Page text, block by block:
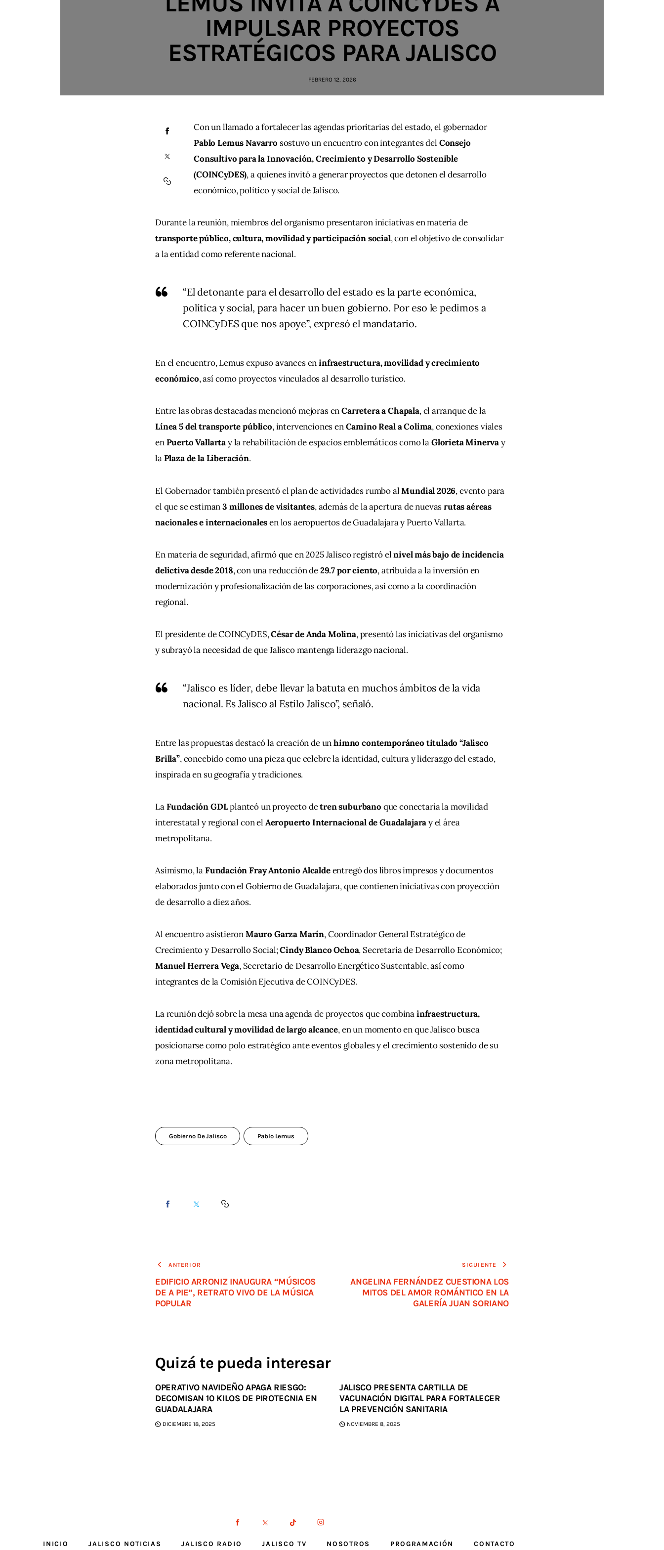
IMPULSAR PROYECTOS
ESTRATÉGICOS PARA JALISCO
FEBRERO 12, 2026
Con un llamado a fortalecer las agendas prioritarias del estado, el gobernador
Pablo Lemus Navarro sostuvo un encuentro con integrantes del Consejo
Consultivo para la Innovación, Crecimiento y Desarrollo Sostenible
(COINCyDES), a quienes invitó a generar proyectos que detonen el desarrollo
económico, político y social de Jalisco.
Durante la reunión, miembros del organismo presentaron iniciativas en materia de
transporte público, cultura, movilidad y participación social, con el objetivo de consolidar
a la entidad como referente nacional.
“El detonante para el desarrollo del estado es la parte económica,
política y social, para hacer un buen gobierno. Por eso le pedimos a
COINCyDES que nos apoye”, expresó el mandatario.
En el encuentro, Lemus expuso avances en infraestructura, movilidad y crecimiento
económico, así como proyectos vinculados al desarrollo turístico.
Entre las obras destacadas mencionó mejoras en Carretera a Chapala, el arranque de la
Línea 5 del transporte público, intervenciones en Camino Real a Colima, conexiones viales
en Puerto Vallarta y la rehabilitación de espacios emblemáticos como la Glorieta Minerva y
la Plaza de la Liberación.
El Gobernador también presentó el plan de actividades rumbo al Mundial 2026, evento para
el que se estiman 3 millones de visitantes, además de la apertura de nuevas rutas aéreas
nacionales e internacionales en los aeropuertos de Guadalajara y Puerto Vallarta.
En materia de seguridad, afirmó que en 2025 Jalisco registró el nivel más bajo de incidencia
delictiva desde 2018, con una reducción de 29.7 por ciento, atribuida a la inversión en
modernización y profesionalización de las corporaciones, así como a la coordinación
regional.
El presidente de COINCyDES, César de Anda Molina, presentó las iniciativas del organismo
y subrayó la necesidad de que Jalisco mantenga liderazgo nacional.
“Jalisco es líder, debe llevar la batuta en muchos ámbitos de la vida
nacional. Es Jalisco al Estilo Jalisco”, señaló.
Entre las propuestas destacó la creación de un himno contemporáneo titulado “Jalisco
Brilla”, concebido como una pieza que celebre la identidad, cultura y liderazgo del estado,
inspirada en su geografía y tradiciones.
La Fundación GDL planteó un proyecto de tren suburbano que conectaría la movilidad
interestatal y regional con el Aeropuerto Internacional de Guadalajara y el área
metropolitana.
Asimismo, la Fundación Fray Antonio Alcalde entregó dos libros impresos y documentos
elaborados junto con el Gobierno de Guadalajara, que contienen iniciativas con proyección
de desarrollo a diez años.
Al encuentro asistieron Mauro Garza Marín, Coordinador General Estratégico de
Crecimiento y Desarrollo Social; Cindy Blanco Ochoa, Secretaria de Desarrollo Económico;
Manuel Herrera Vega, Secretario de Desarrollo Energético Sustentable, así como
integrantes de la Comisión Ejecutiva de COINCyDES.
La reunión dejó sobre la mesa una agenda de proyectos que combina infraestructura,
identidad cultural y movilidad de largo alcance, en un momento en que Jalisco busca
posicionarse como polo estratégico ante eventos globales y el crecimiento sostenido de su
zona metropolitana.
Gobierno De Jalisco Pablo Lemus
ANTERIOR
EDIFICIO ARRONIZ INAUGURA “MÚSICOS
DE A PIE”, RETRATO VIVO DE LA MÚSICA
POPULAR
SIGUIENTE
ANGELINA FERNÁNDEZ CUESTIONA LOS
MITOS DEL AMOR ROMÁNTICO EN LA
GALERÍA JUAN SORIANO
Quizá te pueda interesar
OPERATIVO NAVIDEÑO APAGA RIESGO:
DECOMISAN 10 KILOS DE PIROTECNIA EN
GUADALAJARA
DICIEMBRE 18, 2025
JALISCO PRESENTA CARTILLA DE
VACUNACIÓN DIGITAL PARA FORTALECER
LA PREVENCIÓN SANITARIA
NOVIEMBRE 8, 2025
INICIO JALISCO NOTICIAS JALISCO RADIO JALISCO TV NOSOTROS PROGRAMACIÓN CONTACTO